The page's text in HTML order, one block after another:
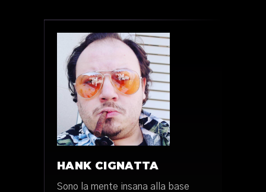
HANK CIGNATTA
Sono la mente insana alla base